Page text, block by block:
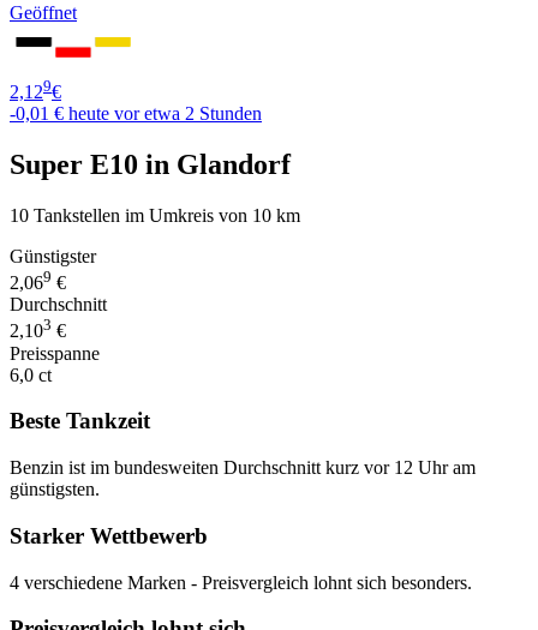
Geöffnet
2,129€
-0,01 € heute vor etwa 2 Stunden
Super E10 in Glandorf
10 Tankstellen im Umkreis von 10 km
Günstigster
2,069 €
Durchschnitt
2,103 €
Preisspanne
6,0 ct
Beste Tankzeit
Benzin ist im bundesweiten Durchschnitt kurz vor 12 Uhr am
günstigsten.
Starker Wettbewerb
4 verschiedene Marken - Preisvergleich lohnt sich besonders.